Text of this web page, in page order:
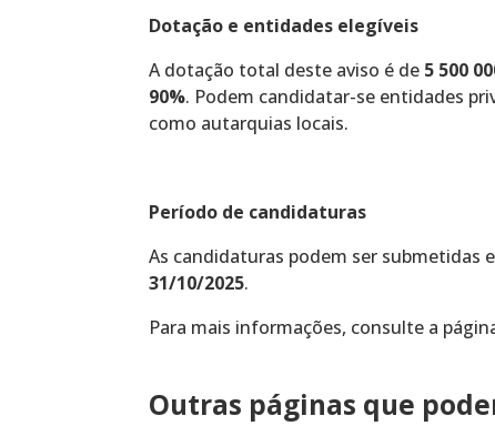
Dotação e entidades elegíveis
A dotação total deste aviso é de 5 500
90%. Podem candidatar-se entidades
como autarquias locais.
Período de candidaturas
As candidaturas podem ser submetidas
31/10/2025.
Para mais informações, consulte a
Outras páginas que